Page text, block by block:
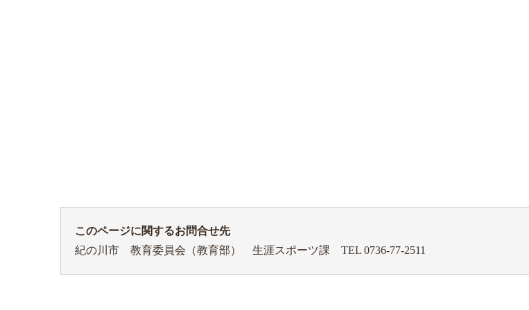
このページに関するお問合せ先
紀の川市 教育委員会（教育部） 生涯スポーツ課 TEL 0736-77-2511